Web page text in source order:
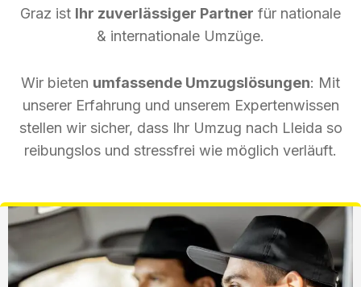
Graz ist Ihr zuverlässiger Partner für nationale
& internationale Umzüge.
Wir bieten umfassende Umzugslösungen: Mit
unserer Erfahrung und unserem Expertenwissen
stellen wir sicher, dass Ihr Umzug nach Lleida so
reibungslos und stressfrei wie möglich verläuft.